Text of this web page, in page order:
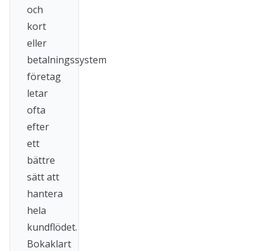
och
kort
eller
betalningssystem
företag
letar
ofta
efter
ett
bättre
sätt att
hantera
hela
kundflödet.
Bokaklart